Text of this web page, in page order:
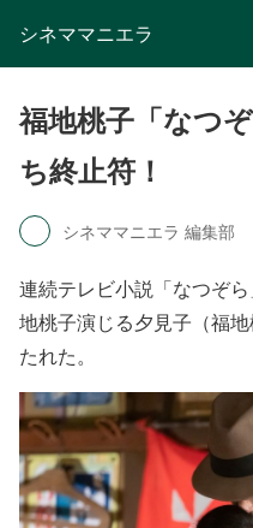
シネママニエラ
福地桃子「なつ
ち終止符！
シネママニエラ 編集部
連続テレビ小説「なつぞ
地桃子演じる夕見子（福
たれた。